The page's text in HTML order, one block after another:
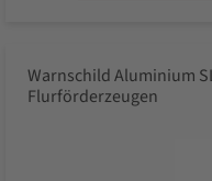
Warnschild Aluminium
Flurförderzeugen